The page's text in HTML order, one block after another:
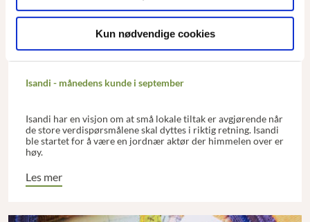
Kun nødvendige cookies
Isandi - månedens kunde i september
Isandi har en visjon om at små lokale tiltak er avgjørende når
de store verdispørsmålene skal dyttes i riktig retning. Isandi
ble startet for å være en jordnær aktør der himmelen over er
høy.
Les mer